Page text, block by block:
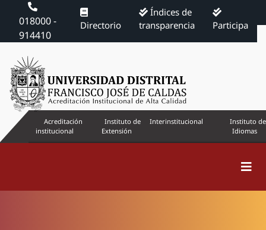
018000 -
914410
Directorio
Índices de
transparencia
Participa
Acreditación
institucional
Instituto de
Extensión
Interinstitucional
Instituto de
Idiomas